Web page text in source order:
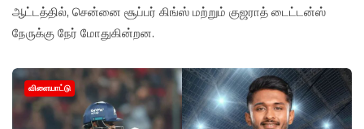
ஆட்டத்தில், சென்னை சூப்பர் கிங்ஸ் மற்றும் குஜராத் டைட்டன்ஸ்
நேருக்கு நேர் மோதுகின்றன.
விளையாட்டு